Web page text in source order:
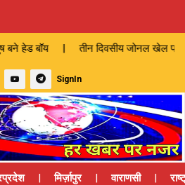
दिवसीय जोनल खेल प्रतियोगिता का
SignIn
| मिर्ज़ापुर | वाराणसी |